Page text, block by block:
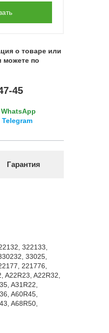
о товаре или
можете по
45
Гарантия
322133,
33025,
221776,
A22R23, A22R32,
A31R22,
A60R45,
A68R50,